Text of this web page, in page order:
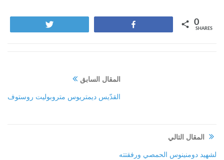
0
SHARES
المقال السابق
القدّيس ديمتريوس متروبوليت روستوف
المقال التالي
لشهيد دومنينوس الحمصي ورفقتته